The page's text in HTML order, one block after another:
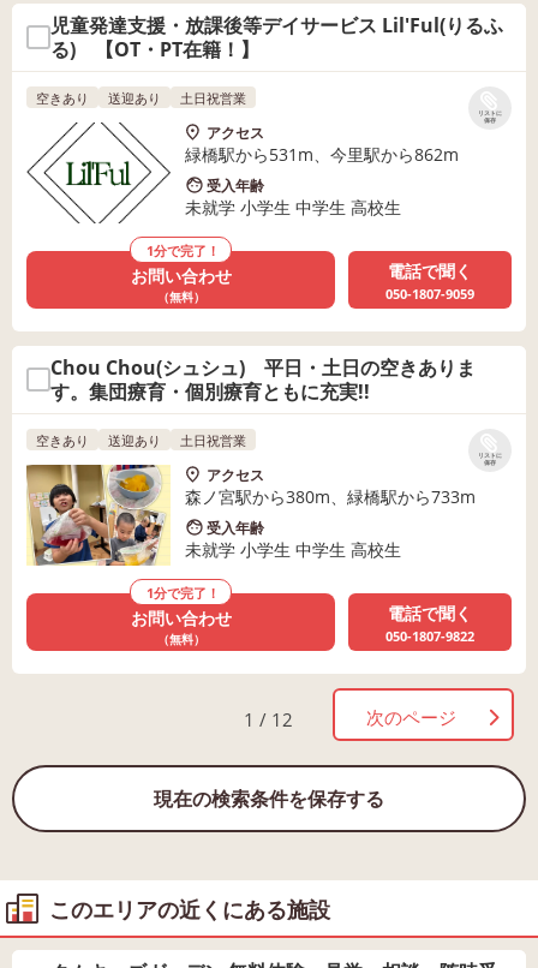
児童発達支援・放課後等デイサービス Lil'Ful(りるふ
る) 【OT・PT在籍！】
リストに
保存
空きあり 送迎あり 土日祝営業
アクセス
緑橋駅から531m、今里駅から862m
受入年齢
未就学 小学生 中学生 高校生
1分で完了！
お問い合わせ
（無料）
電話で聞く
050-1807-9059
Chou Chou(シュシュ) 平日・土日の空きありま
す。集団療育・個別療育ともに充実!!
リストに
保存
空きあり 送迎あり 土日祝営業
アクセス
森ノ宮駅から380m、緑橋駅から733m
受入年齢
未就学 小学生 中学生 高校生
1分で完了！
お問い合わせ
（無料）
電話で聞く
050-1807-9822
1 / 12 次のページ
現在の検索条件を保存する
このエリアの近くにある施設